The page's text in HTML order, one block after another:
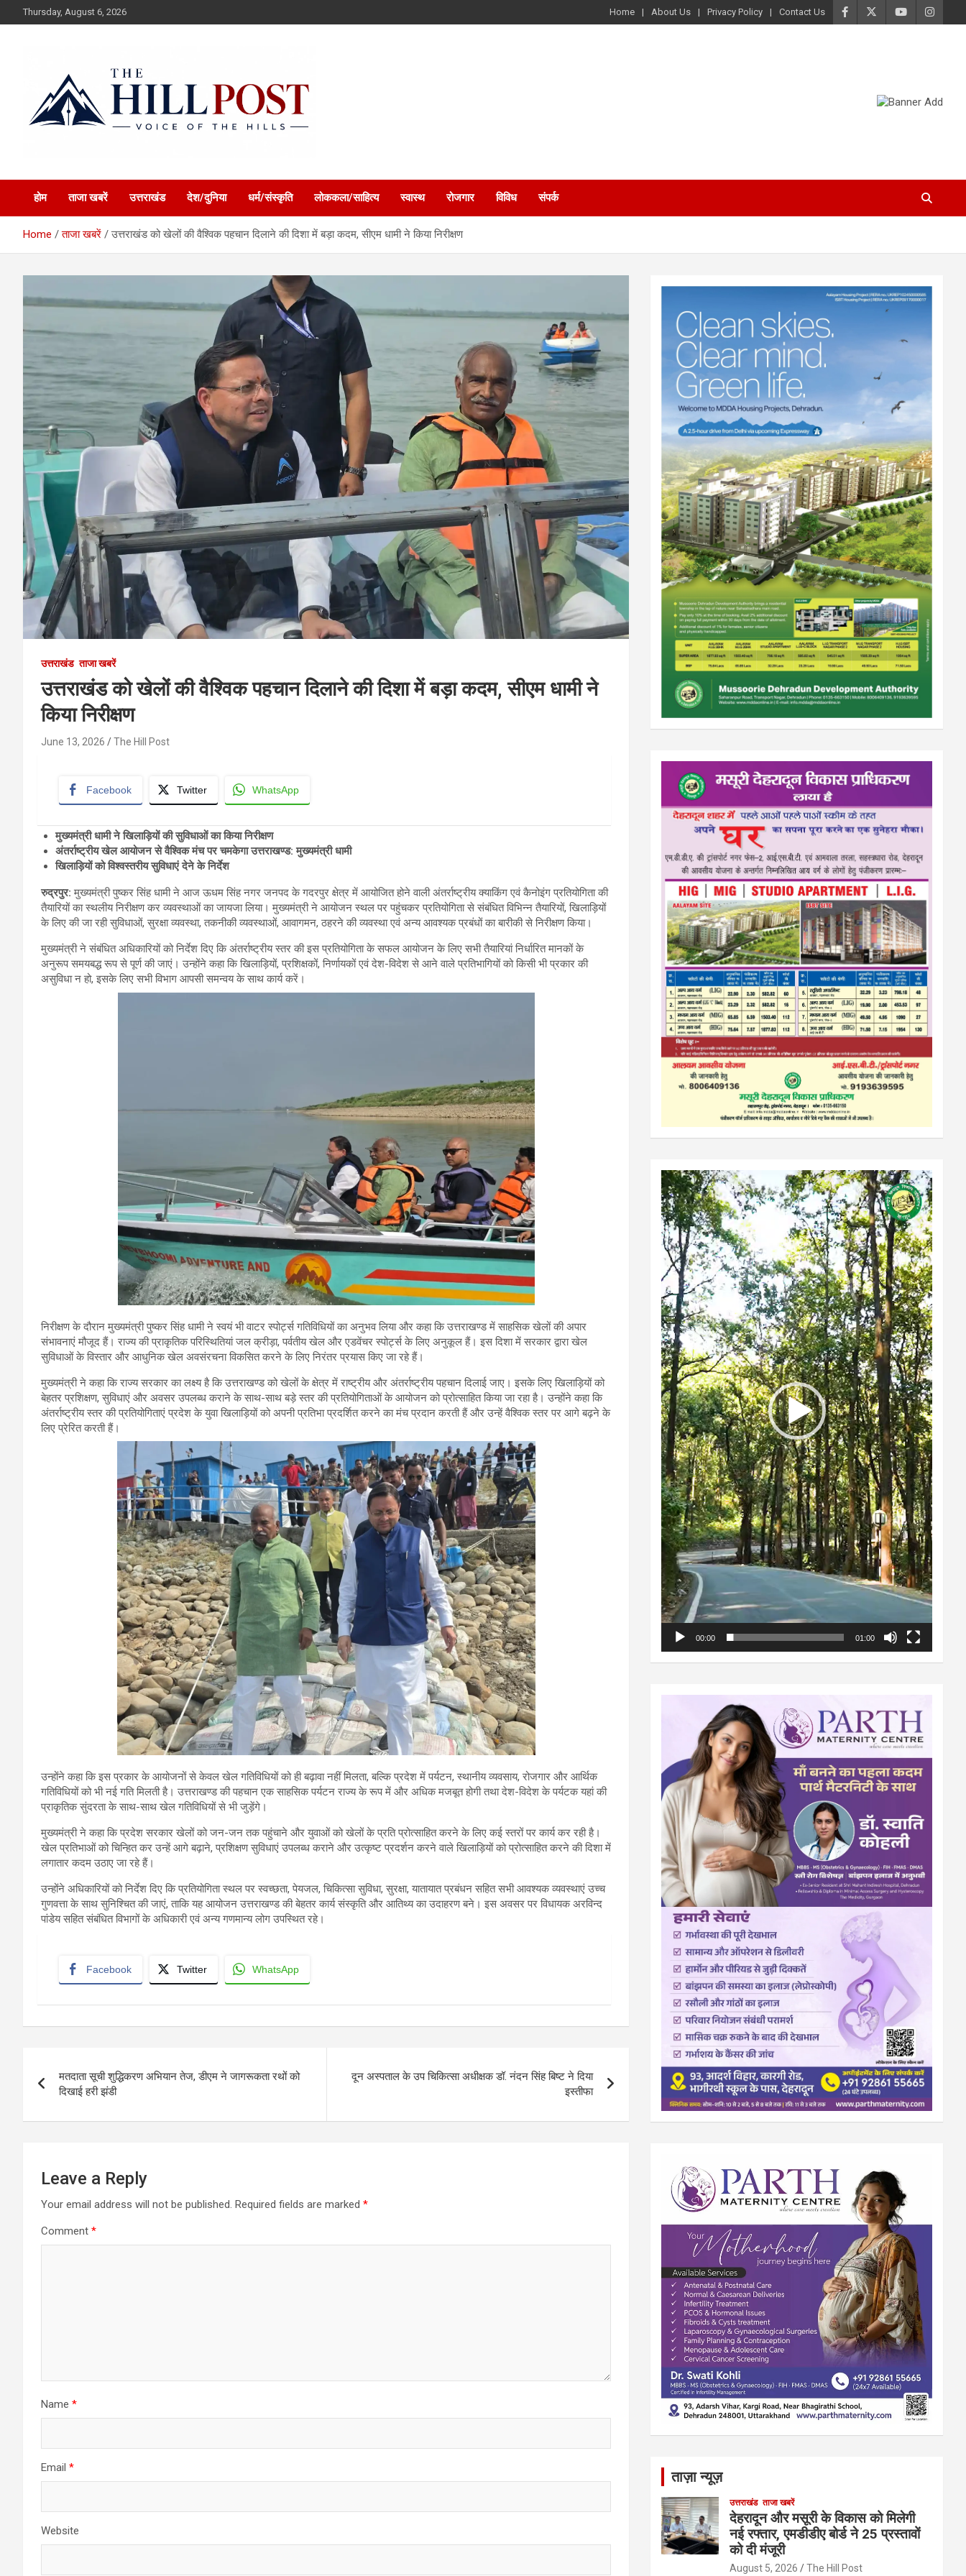
to
Thursday, August 6, 2026 Home About Us Privacy Policy Contact Us
The Hillpost
होम ताजा खबरें उत्तराखंड देश/दुनिया धर्म/संस्कृति लोककला/साहित्य स्वास्थ रोजगार विविध संपर्क
Home ताजा खबरें उत्तराखंड को खेलों की वैश्विक पहचान दिलाने की दिशा में बड़ा कदम, सीएम धामी ने किया निरीक्षण
उत्तराखंड ताजा खबरें
उत्तराखंड को खेलों की वैश्विक पहचान दिलाने की दिशा में बड़ा कदम, सीएम धामी ने
किया निरीक्षण
June 13, 2026 The Hill Post
Facebook Twitter WhatsApp
मुख्यमंत्री धामी ने खिलाड़ियों की सुविधाओं का किया निरीक्षण
अंतर्राष्ट्रीय खेल आयोजन से वैश्विक मंच पर चमकेगा उत्तराखण्ड: मुख्यमंत्री धामी
खिलाड़ियों को विश्वस्तरीय सुविधाएं देने के निर्देश
रुद्रपुर: मुख्यमंत्री पुष्कर सिंह धामी ने आज ऊधम सिंह नगर जनपद के गदरपुर क्षेत्र में आयोजित होने वाली अंतर्राष्ट्रीय क्याकिंग एवं कैनोइंग प्रतियोगिता की
तैयारियों का स्थलीय निरीक्षण कर व्यवस्थाओं का जायजा लिया। मुख्यमंत्री ने आयोजन स्थल पर पहुंचकर प्रतियोगिता से संबंधित विभिन्न तैयारियों, खिलाड़ियों
के लिए की जा रही सुविधाओं, सुरक्षा व्यवस्था, तकनीकी व्यवस्थाओं, आवागमन, ठहरने की व्यवस्था एवं अन्य आवश्यक प्रबंधों का बारीकी से निरीक्षण किया।
मुख्यमंत्री ने संबंधित अधिकारियों को निर्देश दिए कि अंतर्राष्ट्रीय स्तर की इस प्रतियोगिता के सफल आयोजन के लिए सभी तैयारियां निर्धारित मानकों के
अनुरूप समयबद्ध रूप से पूर्ण की जाएं। उन्होंने कहा कि खिलाड़ियों, प्रशिक्षकों, निर्णायकों एवं देश-विदेश से आने वाले प्रतिभागियों को किसी भी प्रकार की
असुविधा न हो, इसके लिए सभी विभाग आपसी समन्वय के साथ कार्य करें।
निरीक्षण के दौरान मुख्यमंत्री पुष्कर सिंह धामी ने स्वयं भी वाटर स्पोर्ट्स गतिविधियों का अनुभव लिया और कहा कि उत्तराखण्ड में साहसिक खेलों की अपार
संभावनाएं मौजूद हैं। राज्य की प्राकृतिक परिस्थितियां जल क्रीड़ा, पर्वतीय खेल और एडवेंचर स्पोर्ट्स के लिए अनुकूल हैं। इस दिशा में सरकार द्वारा खेल
सुविधाओं के विस्तार और आधुनिक खेल अवसंरचना विकसित करने के लिए निरंतर प्रयास किए जा रहे हैं।
मुख्यमंत्री ने कहा कि राज्य सरकार का लक्ष्य है कि उत्तराखण्ड को खेलों के क्षेत्र में राष्ट्रीय और अंतर्राष्ट्रीय पहचान दिलाई जाए। इसके लिए खिलाड़ियों को
बेहतर प्रशिक्षण, सुविधाएं और अवसर उपलब्ध कराने के साथ-साथ बड़े स्तर की प्रतियोगिताओं के आयोजन को प्रोत्साहित किया जा रहा है। उन्होंने कहा कि
अंतर्राष्ट्रीय स्तर की प्रतियोगिताएं प्रदेश के युवा खिलाड़ियों को अपनी प्रतिभा प्रदर्शित करने का मंच प्रदान करती हैं और उन्हें वैश्विक स्तर पर आगे बढ़ने के
लिए प्रेरित करती हैं।
उन्होंने कहा कि इस प्रकार के आयोजनों से केवल खेल गतिविधियों को ही बढ़ावा नहीं मिलता, बल्कि प्रदेश में पर्यटन, स्थानीय व्यवसाय, रोजगार और आर्थिक
गतिविधियों को भी नई गति मिलती है। उत्तराखण्ड की पहचान एक साहसिक पर्यटन राज्य के रूप में और अधिक मजबूत होगी तथा देश-विदेश के पर्यटक यहां की
प्राकृतिक सुंदरता के साथ-साथ खेल गतिविधियों से भी जुड़ेंगे।
मुख्यमंत्री ने कहा कि प्रदेश सरकार खेलों को जन-जन तक पहुंचाने और युवाओं को खेलों के प्रति प्रोत्साहित करने के लिए कई स्तरों पर कार्य कर रही है।
खेल प्रतिभाओं को चिन्हित कर उन्हें आगे बढ़ाने, प्रशिक्षण सुविधाएं उपलब्ध कराने और उत्कृष्ट प्रदर्शन करने वाले खिलाड़ियों को प्रोत्साहित करने की दिशा में
लगातार कदम उठाए जा रहे हैं।
उन्होंने अधिकारियों को निर्देश दिए कि प्रतियोगिता स्थल पर स्वच्छता, पेयजल, चिकित्सा सुविधा, सुरक्षा, यातायात प्रबंधन सहित सभी आवश्यक व्यवस्थाएं उच्च
गुणवत्ता के साथ सुनिश्चित की जाएं, ताकि यह आयोजन उत्तराखण्ड की बेहतर कार्य संस्कृति और आतिथ्य का उदाहरण बने। इस अवसर पर विधायक अरविन्द
पांडेय सहित संबंधित विभागों के अधिकारी एवं अन्य गणमान्य लोग उपस्थित रहे।
Facebook Twitter WhatsApp
navigation
मतदाता सूची शुद्धिकरण अभियान तेज, डीएम ने जागरूकता रथों को
दिखाई हरी झंडी
दून अस्पताल के उप चिकित्सा अधीक्षक डॉ. नंदन सिंह बिष्ट ने दिया
इस्तीफा
Leave a Reply
Your email address will not be published. Required fields are marked *
Comment *
Name *
Email *
Website
Video
Player
00:00 01:00
ताज़ा न्यूज़
उत्तराखंड ताजा खबरें
देहरादून और मसूरी के विकास को मिलेगी
नई रफ्तार, एमडीडीए बोर्ड ने 25 प्रस्तावों
को दी मंजूरी
August 5, 2026 The Hill Post